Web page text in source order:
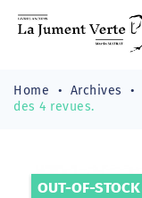
Home Archives
des 4 revues.
OUT-OF-STOCK